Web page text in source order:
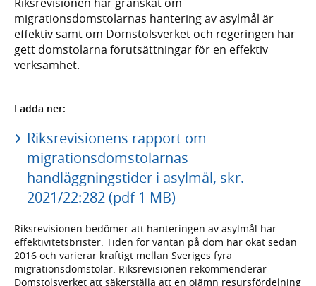
migrationsdomstolarnas hantering av asylmål är
effektiv samt om Domstolsverket och regeringen har
gett domstolarna förutsättningar för en effektiv
verksamhet.
Ladda ner:
Riksrevisionens rapport om
migrationsdomstolarnas
handläggningstider i asylmål, skr.
2021/22:282 (pdf 1 MB)
Riksrevisionen bedömer att hanteringen av asylmål har
effektivitetsbrister. Tiden för väntan på dom har ökat sedan
2016 och varierar kraftigt mellan Sveriges fyra
migrationsdomstolar. Riksrevisionen rekommenderar
Domstolsverket att säkerställa att en ojämn resursfördelning